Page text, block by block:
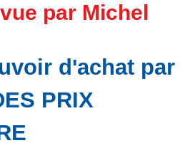
par Michel
d'achat par
PRIX